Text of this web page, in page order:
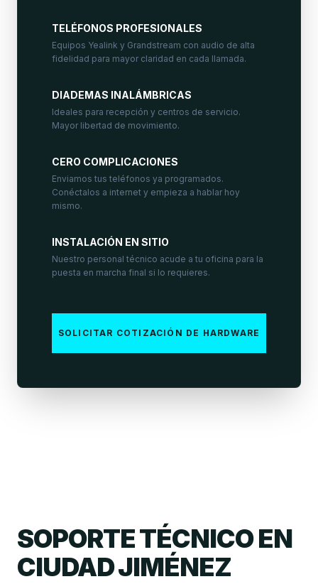
TELÉFONOS PROFESIONALES
Equipos Yealink y Grandstream con audio de alta
fidelidad para mayor claridad en cada llamada.
DIADEMAS INALÁMBRICAS
Ideales para recepción y centros de servicio.
Mayor libertad de movimiento.
CERO COMPLICACIONES
Enviamos tus teléfonos ya programados.
Conéctalos a internet y empieza a hablar hoy
mismo.
INSTALACIÓN EN SITIO
Nuestro personal técnico acude a tu oficina para la
puesta en marcha final si lo requieres.
SOLICITAR COTIZACIÓN DE HARDWARE
SOPORTE TÉCNICO EN
CIUDAD JIMÉNEZ